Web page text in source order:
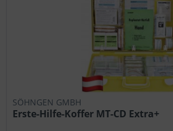
SÖHNGEN GMBH
Erste-Hilfe-Koffer MT-CD Extra+